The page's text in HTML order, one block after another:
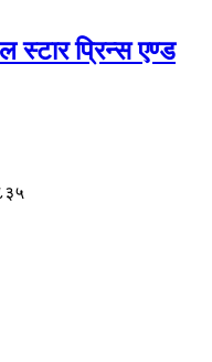
स्टार प्रिन्स एण्ड